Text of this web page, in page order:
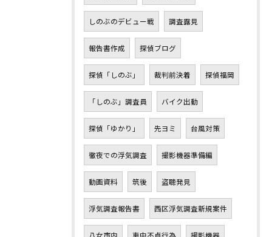
しのぶのデビュー戦 調査露見
報告書作成 探偵ブログ
探偵「しのぶ」 裁判前決着 探偵福岡
「しのぶ」調査員 バイク出動
探偵「ゆかり」 先ヨミ 台風対策
徹夜での浮気調査 撮影機器準備編
動画資料 筑後 盗聴発見
浮気調査報告書 西区浮気調査新規案件